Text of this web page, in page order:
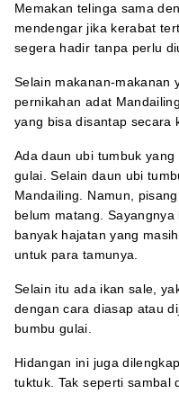
Memakan telinga sama
mendengar jika kerabat
segera hadir tanpa perlu
Selain makanan-makanan
pernikahan adat
yang bisa disantap secara
Ada daun ubi tumbuk
gulai. Selain daun ubi
Mandailing. Namun,
belum matang.
banyak hajatan yang
untuk para tamunya.
Selain itu ada ikan sale,
dengan cara diasap atau
bumbu gulai.
Hidangan ini juga
tuktuk. Tak seperti sambal